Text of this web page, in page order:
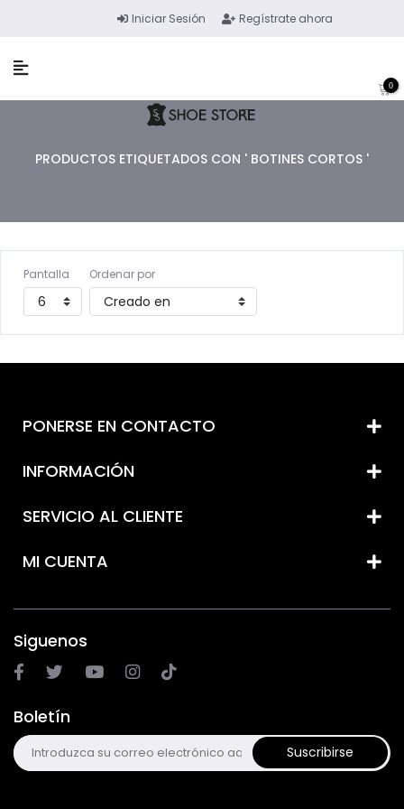
Iniciar Sesión Regístrate ahora
0
PRODUCTOS ETIQUETADOS CON ' BOTINES CORTOS '
Pantalla Ordenar por
PONERSE EN CONTACTO
INFORMACIÓN
SERVICIO AL CLIENTE
MI CUENTA
Siguenos
Boletín
Suscribirse